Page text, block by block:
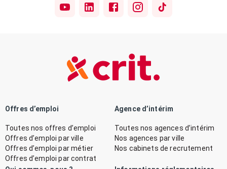
Offres d’emploi
Toutes nos offres d’emploi
Offres d’emploi par ville
Offres d’emploi par métier
Offres d’emploi par contrat
Agence d’intérim
Toutes nos agences d’intérim
Nos agences par ville
Nos cabinets de recrutement